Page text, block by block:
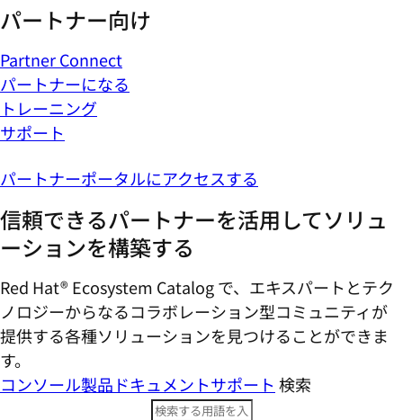
パートナー向け
Partner Connect
パートナーになる
トレーニング
サポート
パートナーポータルにアクセスする
信頼できるパートナーを活用してソリュ
ーションを構築する
Red Hat® Ecosystem Catalog で、エキスパートとテク
ノロジーからなるコラボレーション型コミ​ュニティが
提供する各種ソリューションを見つけることができま
す。
コンソール製品ドキュメントサポート 検索